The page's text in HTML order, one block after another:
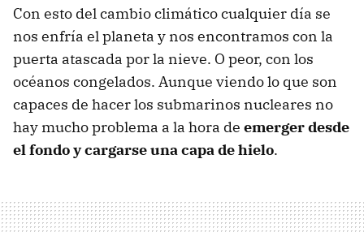
Con esto del cambio climático cualquier día se
nos enfría el planeta y nos encontramos con la
puerta atascada por la nieve. O peor, con los
océanos congelados. Aunque viendo lo que son
capaces de hacer los submarinos nucleares no
hay mucho problema a la hora de emerger desde
el fondo y cargarse una capa de hielo.